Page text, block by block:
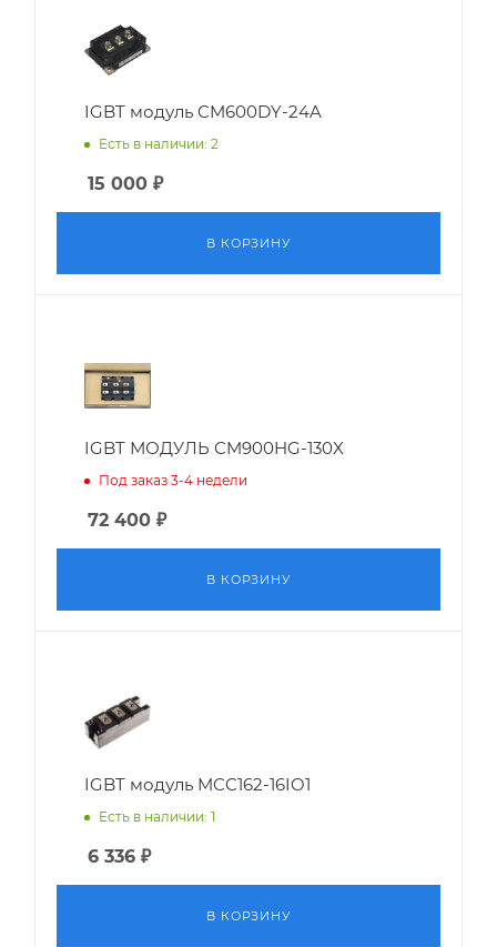
IGBT модуль CM600DY-24A
Есть в наличии: 2
15 000 ₽
В КОРЗИНУ
IGBT МОДУЛЬ CM900HG-130X
Под заказ 3-4 недели
72 400 ₽
В КОРЗИНУ
IGBT модуль MCC162-16IO1
Есть в наличии: 1
6 336 ₽
В КОРЗИНУ